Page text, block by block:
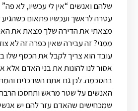
שלהם ואנשים “אין לי עכשיו, לא פה”
עטרה לראשך ועכשיו פתאום
מצאתי את הדירה שלך מצאת את
ממני? זה עבירה שאין כפרה זה לא
עובד הוא צריך לקבל את הכסף שלו
אסור לנו להונות את בני האדם אלא
בהסכמה. לכן גם אתם השדכנים
האנשים על שטר מראש ותחסכו הרבה
שמכחישים שהאדם עזר להם יש